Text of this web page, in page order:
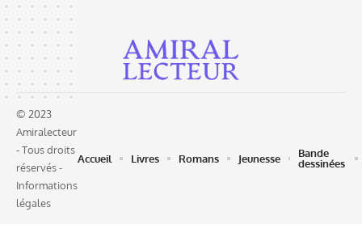
© 2023
Amiralecteur
- Tous droits
réservés -
Informations
légales
Accueil Livres Romans Jeunesse
Bande
dessinées